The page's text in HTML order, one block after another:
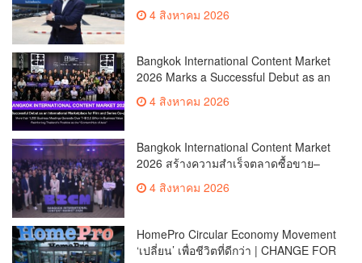
Private Brand ดัน Gross Margin เพิ่มขึ้น
4 สิงหาคม 2026
Bangkok International Content Market
2026 Marks a Successful Debut as an
International Marketplace for Film and
Series Co-productionMore than 1,200
THB 2.2 Billion in Business
ValueReinforcing Thailand’s Position
4 สิงหาคม 2026
Bangkok International Content Market
2026 สร้างความสำเร็จตลาดซื้อขาย–
ร่วมผลิตคอนเทนต์ภาพยนตร์และซีรีส์
ระดับนานาชาติเกิดการเจรจาธุรกิจกว่า
ตอกย้ำไทยสู่ “Content Hub of Asia”
4 สิงหาคม 2026
HomePro Circular Economy Movement
‘เปลี่ยน’ เพื่อชีวิตที่ดีกว่า | CHANGE FOR